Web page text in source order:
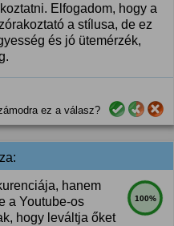
Elfogadom, hogy a
a stílusa, de ez
és jó ütemérzék,
ez a válasz?
100%
hanem
a Youtube-os
hogy leváltja őket